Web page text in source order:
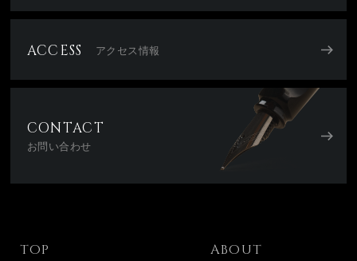
ACCESS アクセス情報
CONTACT
お問い合わせ
TOP
ABOUT